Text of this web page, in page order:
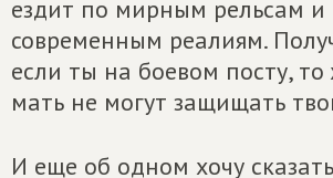
ездит по мирным рельсам и
современным реалиям.
если ты на боевом посту,
мать не могут защищать
И еще об одном хочу